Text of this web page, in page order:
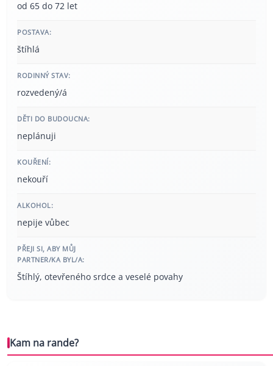
od 65 do 72 let
POSTAVA:
štíhlá
RODINNÝ STAV:
rozvedený/á
DĚTI DO BUDOUCNA:
neplánuji
KOUŘENÍ:
nekouří
ALKOHOL:
nepije vůbec
PŘEJI SI, ABY MŮJ
PARTNER/KA BYL/A:
Štíhlý, otevřeného srdce a veselé povahy
Kam na rande?